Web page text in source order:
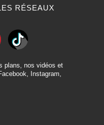
RÉSEAUX
plans, nos vidéos et
Instagram,